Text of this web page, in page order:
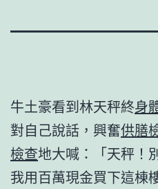
牛土豪看到林天秤終身
對自己說話，興奮供膳
檢查地大喊：「天秤！
我用百萬現金買下這棟